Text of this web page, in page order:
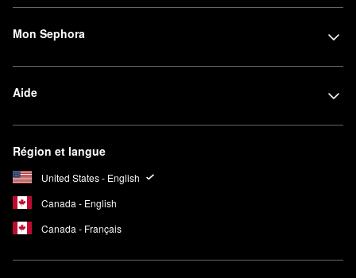
Mon Sephora
Aide
Région et langue
United States - English
Canada - English
Canada - Français